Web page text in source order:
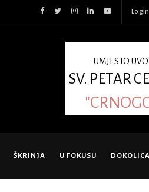
UMJESTO
SV. PETAR
ŠKRINJA U FOKUSU DOKOLICA